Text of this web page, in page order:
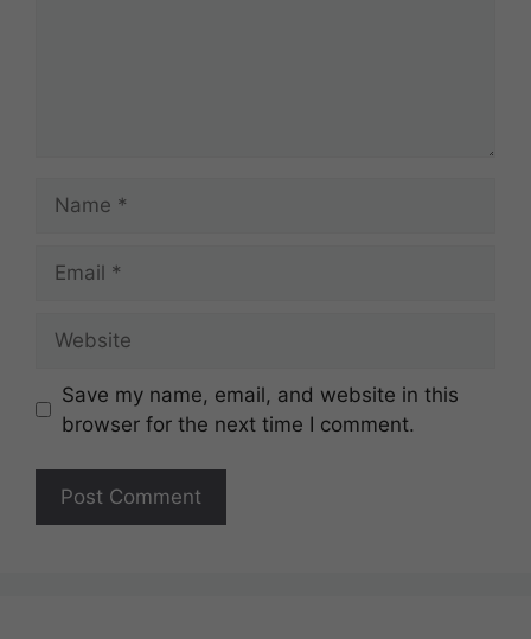
Save my name, email, and website in this
browser for the next time I comment.